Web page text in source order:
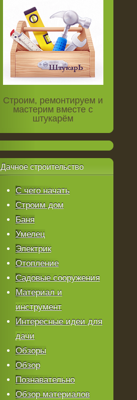
Строим, ремонтируем и
мастерим вместе с
штукарём
Дачноестроительство
С чего начать
Строим дом
Баня
Умелец
Электрик
Отопление
Садовые сооружения
Материал и
инструмент
Интересные идеи для
дачи
Обзоры
Обзор
Познавательно
Обзор материалов